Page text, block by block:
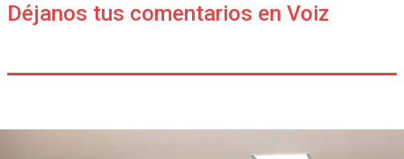
Déjanos tus comentarios en Voiz